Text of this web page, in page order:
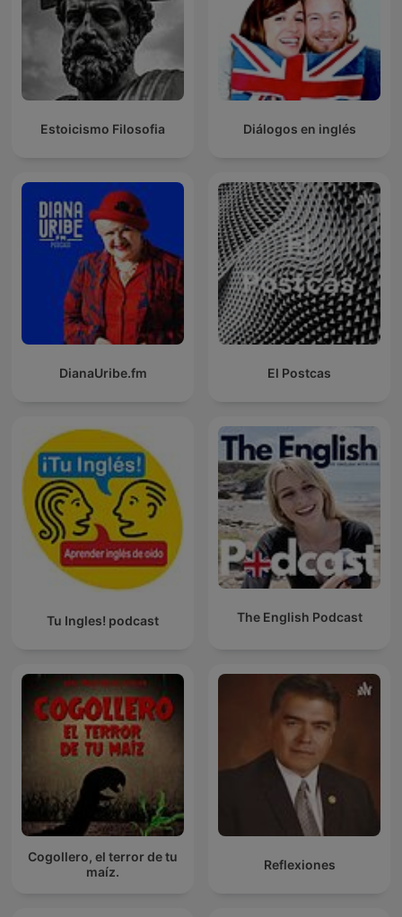
Estoicismo Filosofia Diálogos en inglés
DianaUribe.fm El Postcas
Tu Ingles! podcast The English Podcast
Cogollero, el terror de tu
maíz.
Reflexiones